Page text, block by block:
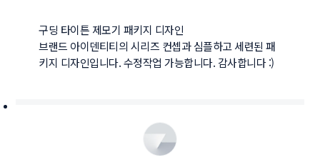
구딩 타이튼 제모기 패키지 디자인
브랜드 아이덴티티의 시리즈 컨셉과 심플하고 세련된 패
키지 디자인입니다. 수정작업 가능합니다. 감사합니다 :)